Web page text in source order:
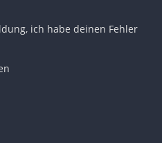
ich habe deinen Fehler